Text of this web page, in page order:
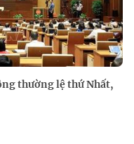
thường lệ thứ Nhất,